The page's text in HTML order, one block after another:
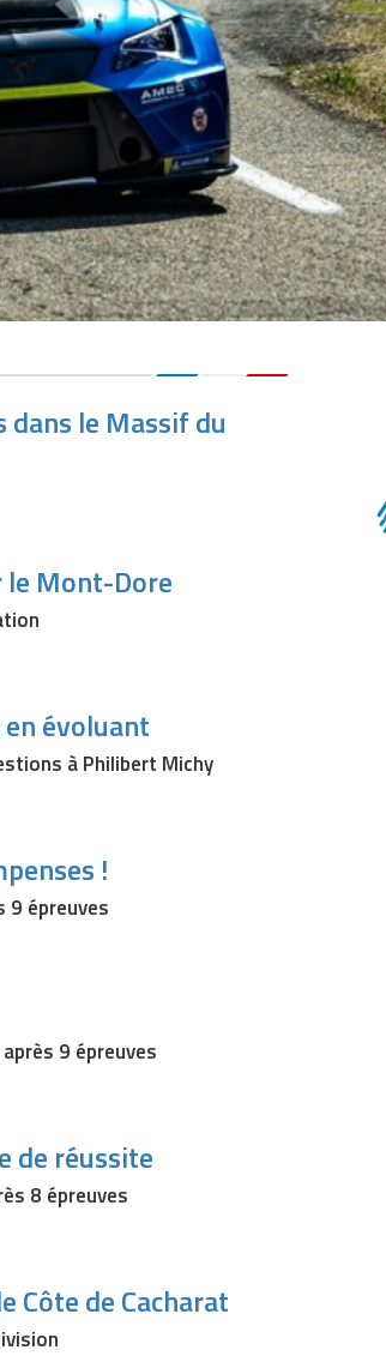
dans le Massif du
Mont-Dore
évoluant
à Philibert Michy
!
9 épreuves
9 épreuves
de réussite
8 épreuves
Côte de Cacharat